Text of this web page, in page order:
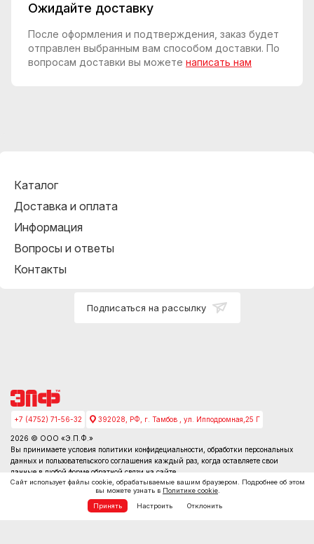
Ожидайте доставку
После оформления и подтверждения, заказ будет
отправлен выбранным вам способом доставки. По
вопросам доставки вы можете написать нам
Каталог
Доставка и оплата
Информация
Вопросы и ответы
Контакты
Подписаться на рассылку
+7 (4752) 71-56-32 392028, РФ, г. Тамбов , ул. Ипподромная,25 Г
2026 © ООО «Э.П.Ф.»
Вы принимаете условия политики конфидециальности , обработки персональных
данных и пользовательского соглашения каждый раз, когда оставляете свои
данные в любой форме обратной связи на сайте
Сайт использует файлы cookie, обрабатываемые вашим браузером. Подробнее об этом
вы можете узнать в Политике cookie
Принять
Настроить Отклонить